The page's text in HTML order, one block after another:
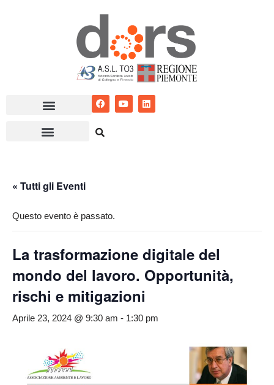
« Tutti gli Eventi
Questo evento è passato.
La trasformazione digitale del
mondo del lavoro. Opportunità,
rischi e mitigazioni
Aprile 23, 2024 @ 9:30 am - 1:30 pm